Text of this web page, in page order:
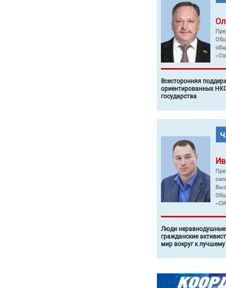
Всесторонняя
ориентированных
государства
Люди неравнодушные
гражданские
мир вокруг к лучшему